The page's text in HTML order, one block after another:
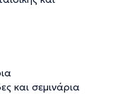
και σεμινάρια